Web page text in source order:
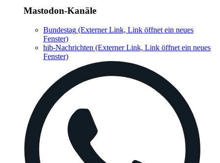
Mastodon-Kanäle
Bundestag (Externer Link, Link öffnet ein neues
Fenster)
hib-Nachrichten (Externer Link, Link öffnet ein neues
Fenster)